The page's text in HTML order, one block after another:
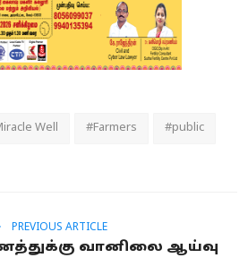
Well #Farmers #public
PREVIOUS ARTICLE
வானிலை ஆய்வு